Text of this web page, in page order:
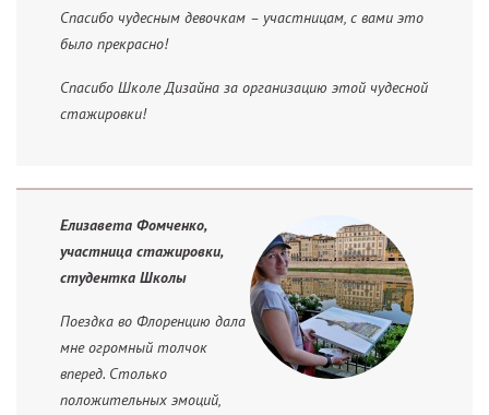
Спасибо чудесным девочкам – участницам, с вами это
было прекрасно!
Спасибо Школе Дизайна за организацию этой чудесной
стажировки!
Елизавета Фомченко,
участница стажировки,
студентка Школы
Поездка во Флоренцию дала
мне огромный толчок
вперед. Столько
положительных эмоций,